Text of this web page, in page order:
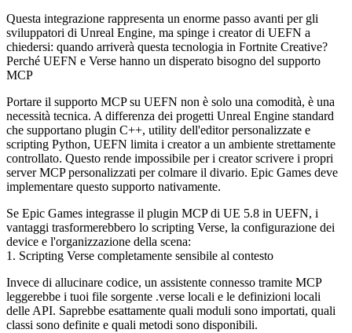
Questa integrazione rappresenta un enorme passo avanti per gli
sviluppatori di Unreal Engine, ma spinge i creator di UEFN a
chiedersi: quando arriverà questa tecnologia in Fortnite Creative?
Perché UEFN e Verse hanno un disperato bisogno del supporto
MCP
Portare il supporto MCP su UEFN non è solo una comodità, è una
necessità tecnica. A differenza dei progetti Unreal Engine standard
che supportano plugin C++, utility dell'editor personalizzate e
scripting Python, UEFN limita i creator a un ambiente strettamente
controllato. Questo rende impossibile per i creator scrivere i propri
server MCP personalizzati per colmare il divario. Epic Games deve
implementare questo supporto nativamente.
Se Epic Games integrasse il plugin MCP di UE 5.8 in UEFN, i
vantaggi trasformerebbero lo scripting Verse, la configurazione dei
device e l'organizzazione della scena:
1. Scripting Verse completamente sensibile al contesto
Invece di allucinare codice, un assistente connesso tramite MCP
leggerebbe i tuoi file sorgente .verse locali e le definizioni locali
delle API. Saprebbe esattamente quali moduli sono importati, quali
classi sono definite e quali metodi sono disponibili.